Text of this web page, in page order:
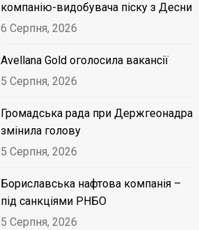
компанію-видобувача піску з Десни
6 Серпня, 2026
Avellana Gold оголосила вакансії
5 Серпня, 2026
Громадська рада при Держгеонадра
змінила голову
5 Серпня, 2026
Бориславська нафтова компанія –
під санкціями РНБО
5 Серпня, 2026